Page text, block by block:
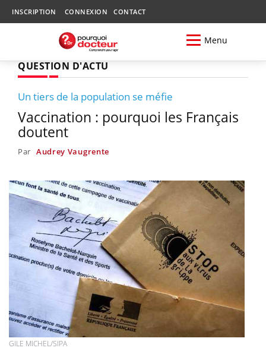
INSCRIPTION CONNEXION CONTACT
Menu
QUESTION D'ACTU
Un tiers de la population se méfie
Vaccination : pourquoi les Français
doutent
Par Audrey Vaugrente
GILE MICHEL/SIPA